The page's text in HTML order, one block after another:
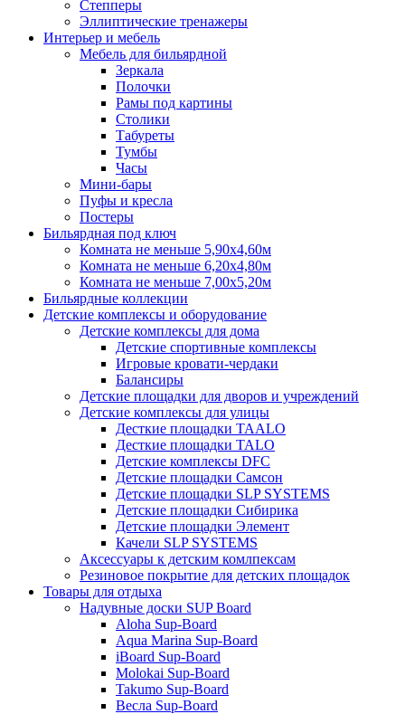
Степперы
Эллиптические тренажеры
Интерьер и мебель
Мебель для бильярдной
Зеркала
Полочки
Рамы под картины
Столики
Табуреты
Тумбы
Часы
Мини-бары
Пуфы и кресла
Постеры
Бильярдная под ключ
Комната не меньше 5,90х4,60м
Комната не меньше 6,20х4,80м
Комната не меньше 7,00х5,20м
Бильярдные коллекции
Детские комплексы и оборудование
Детские комплексы для дома
Детские спортивные комплексы
Игровые кровати-чердаки
Балансиры
Детские площадки для дворов и учреждений
Детские комплексы для улицы
Десткие площадки TAALO
Десткие площадки TALO
Детские комплексы DFC
Детские площадки Самсон
Детские площадки SLP SYSTEMS
Детские площадки Сибирика
Детские площадки Элемент
Качели SLP SYSTEMS
Аксессуары к детским комлпексам
Резиновое покрытие для детских площадок
Товары для отдыха
Надувные доски SUP Board
Aloha Sup-Board
Aqua Marina Sup-Board
iBoard Sup-Board
Molokai Sup-Board
Takumo Sup-Board
Весла Sup-Board